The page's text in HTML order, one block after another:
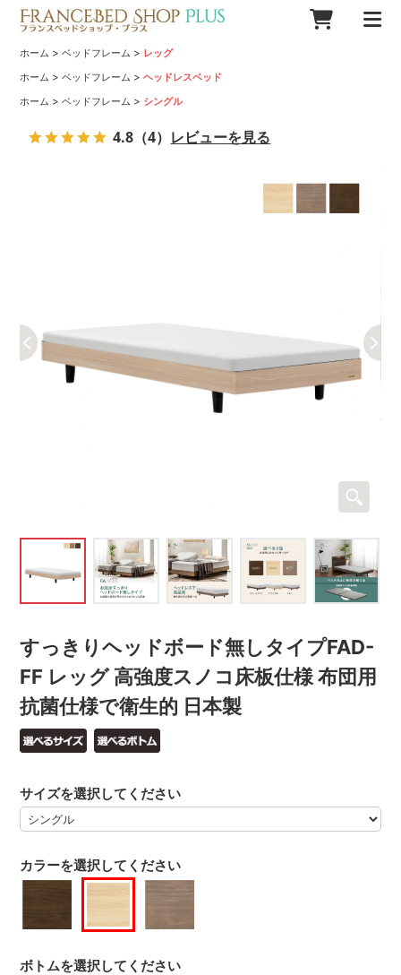
ホーム >ベッドフレーム > レッグ
ホーム >ベッドフレーム >ヘッドレスベッド
ホーム >ベッドフレーム > シングル
すっきりヘッドボード無しタイプFAD-
FF レッグ 高強度スノコ床板仕様 布団用
抗菌仕様で衛生的 日本製
カラーを選択してください
サイズを選択してください
ボトムを選択してください
4.8 （4） レビューを見る